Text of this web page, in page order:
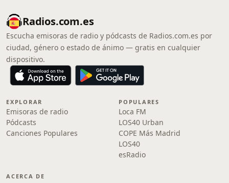
Radios.com.es
Escucha emisoras de radio y pódcasts de Radios.com.es por
ciudad, género o estado de ánimo — gratis en cualquier
dispositivo.
EXPLORAR
Emisoras de radio
Pódcasts
Canciones Populares
POPULARES
Loca FM
LOS40 Urban
COPE Más Madrid
LOS40
esRadio
ACERCA DE